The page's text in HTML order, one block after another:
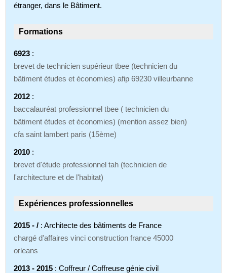
étranger, dans le Bâtiment.
Formations
6923 :
brevet de technicien supérieur tbee (technicien du
bâtiment études et économies) afip 69230 villeurbanne
2012 :
baccalauréat professionnel tbee ( technicien du
bâtiment études et économies) (mention assez bien)
cfa saint lambert paris (15ème)
2010 :
brevet d'étude professionnel tah (technicien de
l'architecture et de l'habitat)
Expériences professionnelles
2015 - / : Architecte des bâtiments de France
chargé d'affaires vinci construction france 45000
orleans
2013 - 2015 : Coffreur / Coffreuse génie civil